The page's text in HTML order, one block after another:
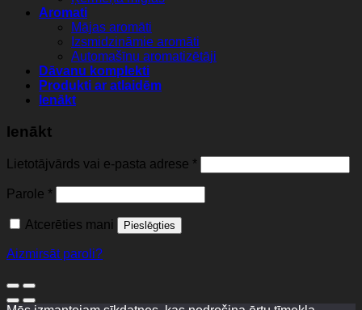
Aromati
Mājas aromāti
Izsmidzināmie aromāti
Automašīnu aromatizētāji
Dāvanu komplekti
Produkti ar atlaidēm
Ienākt
Ienākt
Lietotājvārds vai e-pasta adrese *
Parole *
Atcerēties mani Pieslēgties
Aizmirsāt paroli?